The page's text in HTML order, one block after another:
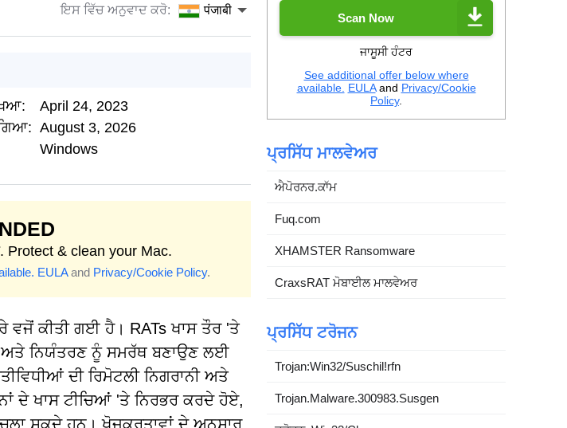
ਇਸ ਵਿੱਚ ਅਨੁਵਾਦ ਕਰੋ: पंजाबी
April 24, 2023
August 3, 2026
Windows
& clean your Mac.
EULAand Privacy/Cookie Policy.
ਵਜੋਂ ਕੀਤੀ ਗਈ ਹੈ। RATs ਖਾਸ ਤੌਰ 'ਤੇ
ਨਿਯੰਤਰਣ ਨੂੰ ਸਮਰੱਥ ਬਣਾਉਣ ਲਈ
ਦੀ ਰਿਮੋਟਲੀ ਨਿਗਰਾਨੀ ਅਤੇ
ਦੇ ਖਾਸ ਟੀਚਿਆਂ 'ਤੇ ਨਿਰਭਰ ਕਰਦੇ ਹੋਏ,
ਸਕਦੇ ਹਨ। ਖੋਜਕਰਤਾਵਾਂ ਦੇ ਅਨੁਸਾਰ,
Scan Now
ਜਾਸੂਸੀ ਹੰਟਰ
See additional offer below where
available. EULAand Privacy/Cookie
Policy.
ਪ੍ਰਸਿੱਧ ਮਾਲਵੇਅਰ
ਐਪੋਰਨਰ.ਕਾੱਮ
Fuq.com
XHAMSTER Ransomware
CraxsRAT ਮੋਬਾਈਲ ਮਾਲਵੇਅਰ
ਪ੍ਰਸਿੱਧ ਟਰੋਜਨ
Trojan:Win32/Suschil!rfn
Trojan.Malware.300983.Susgen